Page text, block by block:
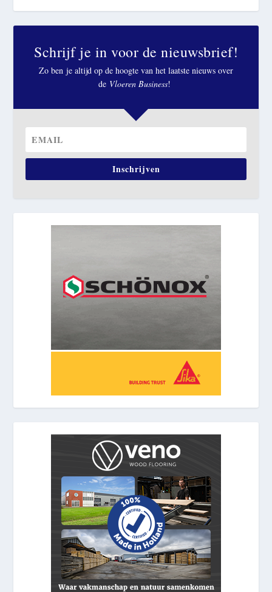
Schrijf je in voor de nieuwsbrief!
Zo ben je altijd op de hoogte van het laatste nieuws over
de Vloeren Business!
Inschrijven